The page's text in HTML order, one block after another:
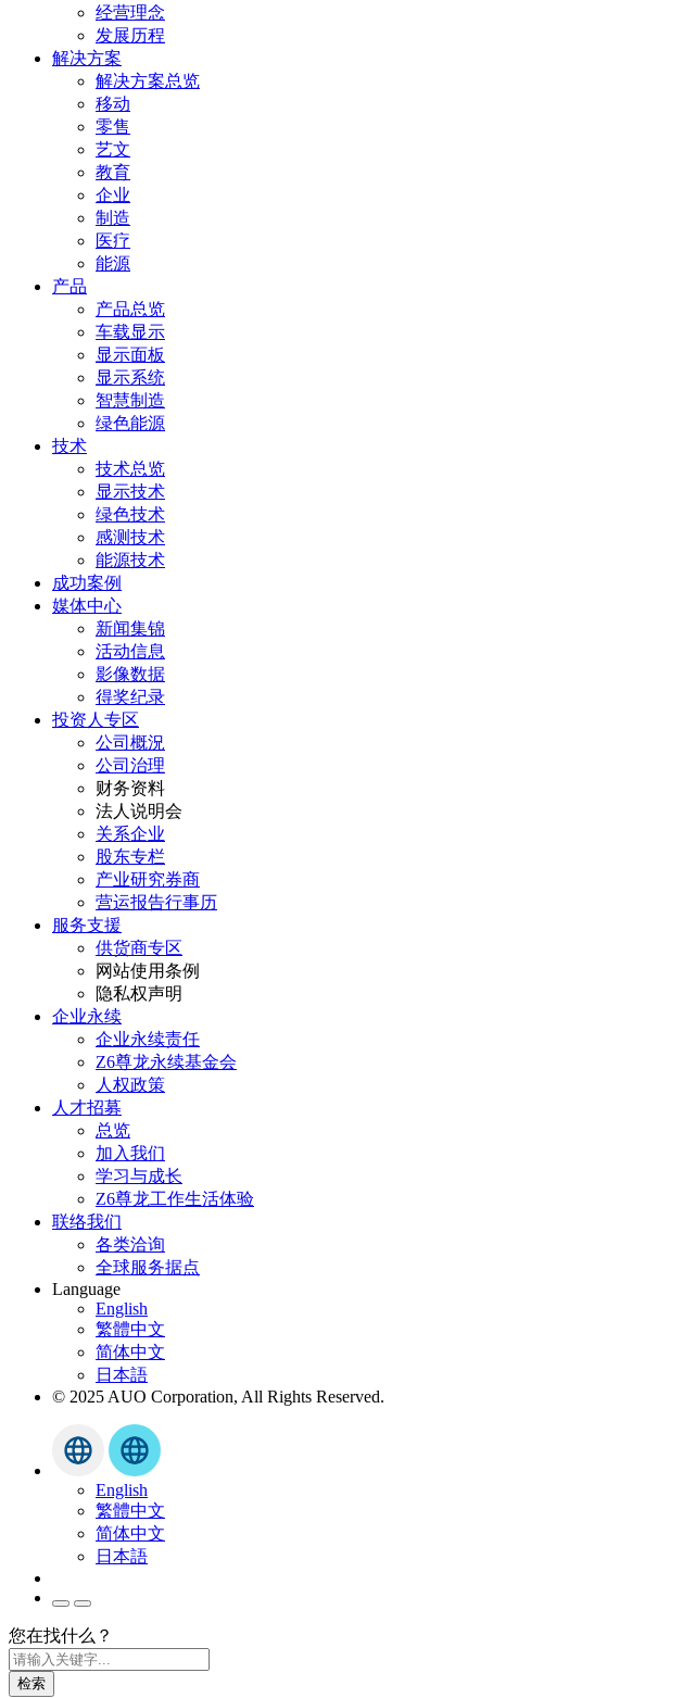
经营理念
发展历程
解决方案
解决方案总览
移动
零售
艺文
教育
企业
制造
医疗
能源
产品
产品总览
车载显示
显示面板
显示系统
智慧制造
绿色能源
技术
技术总览
显示技术
绿色技术
感测技术
能源技术
成功案例
媒体中心
新闻集锦
活动信息
影像数据
得奖纪录
投资人专区
公司概況
公司治理
财务资料
法人说明会
关系企业
股东专栏
产业研究券商
营运报告行事历
服务支援
供货商专区
网站使用条例
隐私权声明
企业永续
企业永续责任
Z6尊龙永续基金会
人权政策
人才招募
总览
加入我们
学习与成长
Z6尊龙工作生活体验
联络我们
各类洽询
全球服务据点
Language
English
繁體中文
简体中文
日本語
© 2025 AUO Corporation, All Rights Reserved.
English
繁體中文
简体中文
日本語
您在找什么？
检索